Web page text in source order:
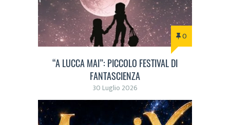
0
“A LUCCA MAI”: PICCOLO FESTIVAL DI
FANTASCIENZA
30 Luglio 2026